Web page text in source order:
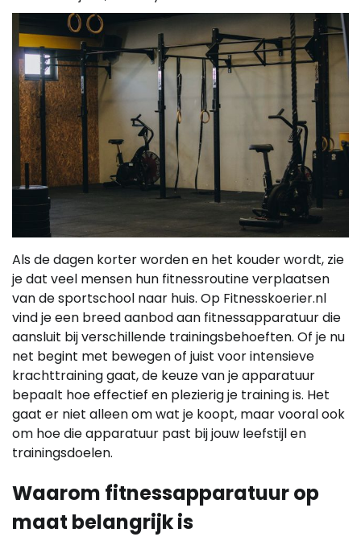
Als de dagen korter worden en het kouder wordt, zie
je dat veel mensen hun fitnessroutine verplaatsen
van de sportschool naar huis. Op Fitnesskoerier.nl
vind je een breed aanbod aan fitnessapparatuur die
aansluit bij verschillende trainingsbehoeften. Of je nu
net begint met bewegen of juist voor intensieve
krachttraining gaat, de keuze van je apparatuur
bepaalt hoe effectief en plezierig je training is. Het
gaat er niet alleen om wat je koopt, maar vooral ook
om hoe die apparatuur past bij jouw leefstijl en
trainingsdoelen.
Waarom fitnessapparatuur op
maat belangrijk is